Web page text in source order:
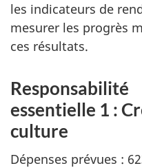
les indicateurs de
mesurer les progrès
ces résultats.
Responsabilité
essentielle 1 :
culture
Dépenses prévues :